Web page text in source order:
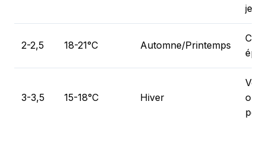
2-2,5 18-21°C Automne/Printemps
3-3,5 15-18°C Hiver